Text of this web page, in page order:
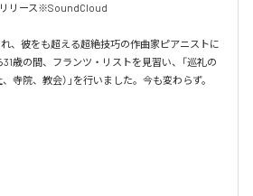
リース※SoundCloud
、彼をも超える超絶技巧の作曲家ピアニストに
歳の間、フランツ・リストを見習い、「巡礼の
寺院、教会）」を行いました。今も変わらず。